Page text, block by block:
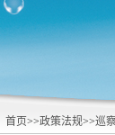
首页>>政策法规>>巡